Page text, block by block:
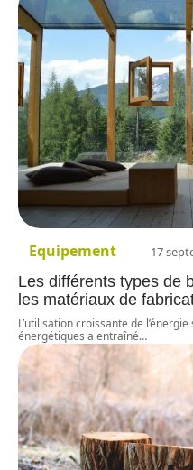
Equipement 17
Les différents types de
les matériaux de
L’utilisation croissante de
énergétiques a entraîné…